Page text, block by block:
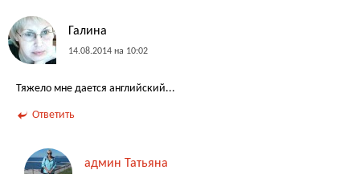
Галина
14.08.2014 на 10:02
Тяжело мне дается английский...
Ответить
админ Татьяна